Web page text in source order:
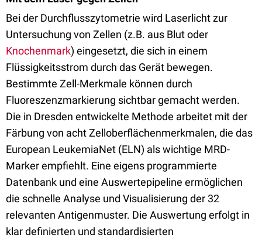
Bei der Durchflusszytometrie wird Laserlicht zur
Untersuchung von Zellen (z.B. aus Blut oder
Knochenmark) eingesetzt, die sich in einem
Flüssigkeitsstrom durch das Gerät bewegen.
Bestimmte Zell-Merkmale können durch
Fluoreszenzmarkierung sichtbar gemacht werden.
Die in Dresden entwickelte Methode arbeitet mit der
Färbung von acht Zelloberflächenmerkmalen, die das
European LeukemiaNet (ELN) als wichtige MRD-
Marker empfiehlt. Eine eigens programmierte
Datenbank und eine Auswertepipeline ermöglichen
die schnelle Analyse und Visualisierung der 32
relevanten Antigenmuster. Die Auswertung erfolgt in
klar definierten und standardisierten